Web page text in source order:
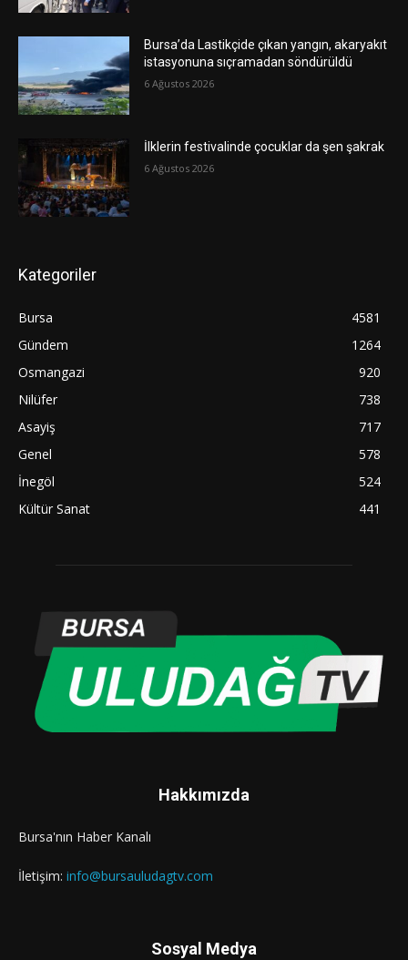
Bursa’da Lastikçide çıkan yangın, akaryakıt
istasyonuna sıçramadan söndürüldü
6 Ağustos 2026
İlklerin festivalinde çocuklar da şen şakrak
6 Ağustos 2026
Kategoriler
Bursa
4581
Gündem
1264
Osmangazi
920
Nilüfer
738
Asayiş
717
Genel
578
İnegöl
524
Kültür Sanat
441
Hakkımızda
Bursa'nın Haber Kanalı
İletişim: info@bursauludagtv.com
Sosyal Medya